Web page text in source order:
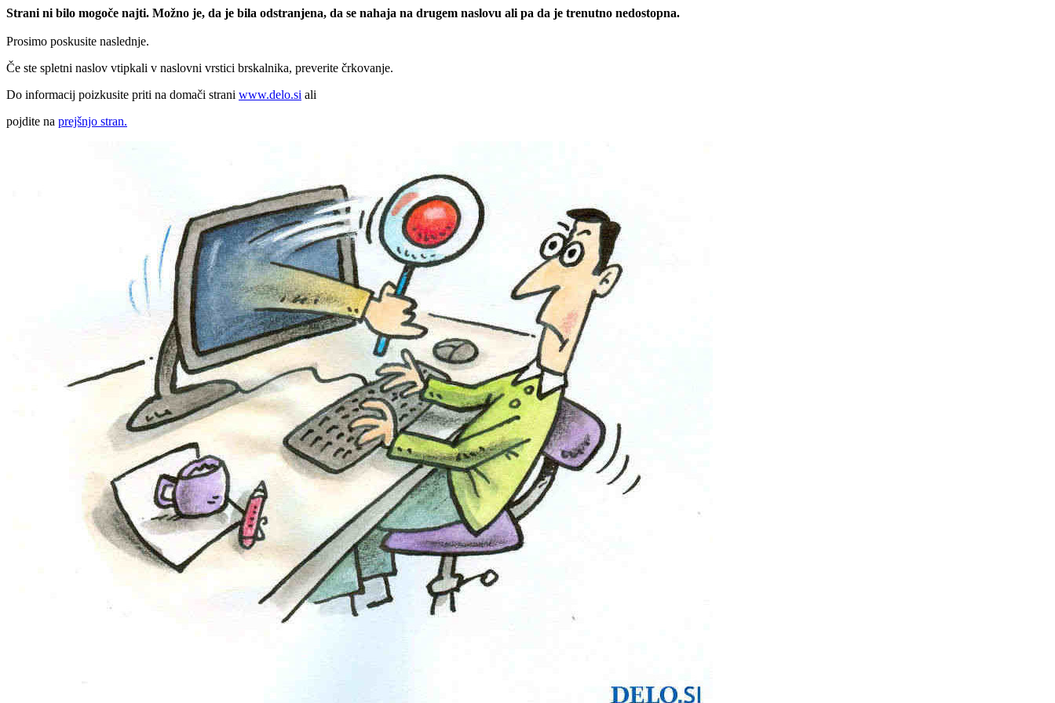
Strani ni bilo mogoče najti. Možno je, da je bila odstranjena, da se nahaja na drugem naslovu ali pa da je trenutno nedostopna.
Prosimo poskusite naslednje.
Če ste spletni naslov vtipkali v naslovni vrstici brskalnika, preverite črkovanje.
Do informacij poizkusite priti na domači strani www.delo.si ali
pojdite na prejšnjo stran.